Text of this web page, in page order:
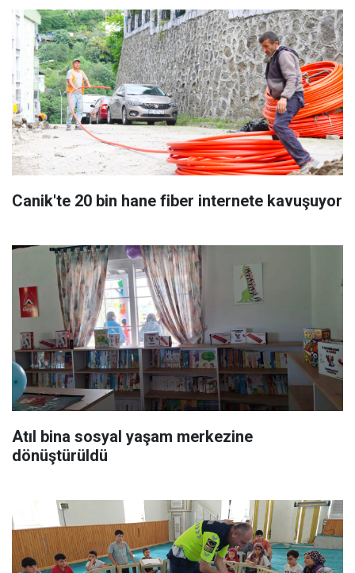
Canik'te 20 bin hane fiber internete kavuşuyor
Atıl bina sosyal yaşam merkezine
dönüştürüldü